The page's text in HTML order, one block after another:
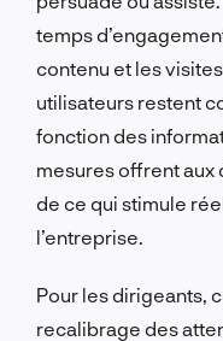
temps
contenu et les
utilisateurs restent
fonction des
mesures offrent aux
de ce qui stimule
l’entreprise.
Pour les dirigeants,
recalibrage des